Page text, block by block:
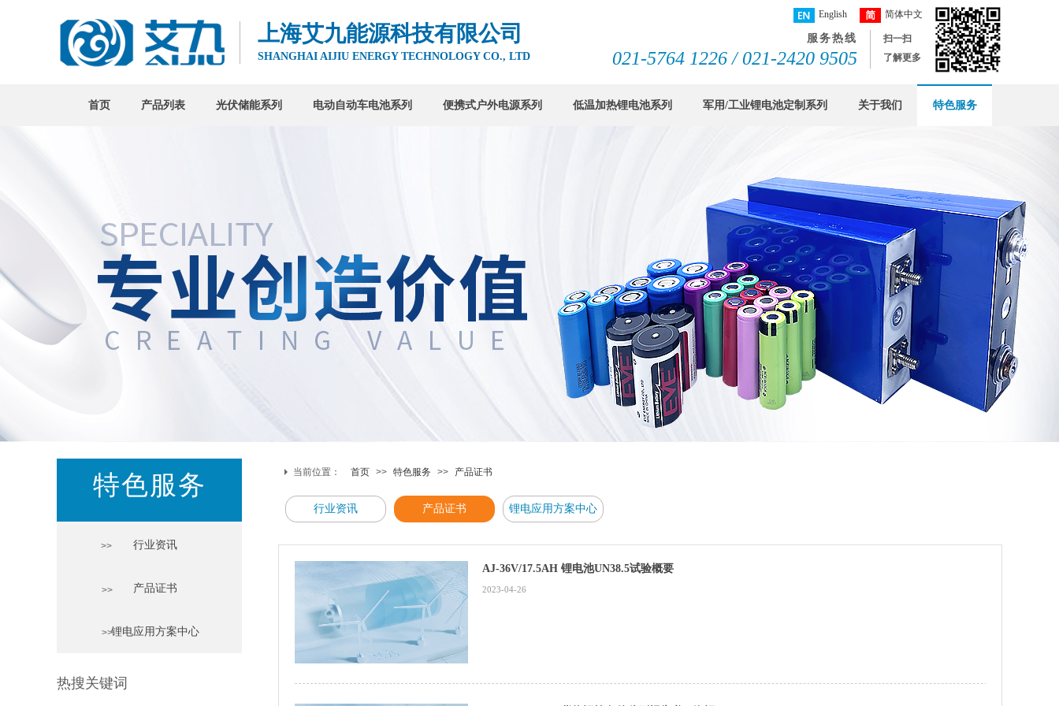
English 简体中文
上海艾九能源科技有限公司
SHANGHAI AIJIU ENERGY TECHNOLOGY CO., LTD
扫一扫
了解更多
服务热线
021-5764 1226 / 021-2420 9505
首页 产品列表 光伏储能系列 电动自动车电池系列 便携式户外电源系列 低温加热锂电池系列 军用/工业锂电池定制系列 关于我们 特色服务
特色服务 首页 >> 特色服务 >> 产品证书
当前位置：
行业资讯 产品证书 锂电应用方案中心
行业资讯
产品证书
锂电应用方案中心
>>
AJ-36V/17.5AH 锂电池UN38.5试验概要
2023-04-26
>>
>>
热搜关键词